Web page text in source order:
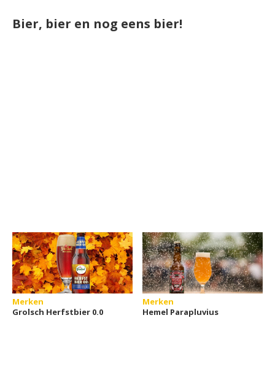
Bier, bier en nog eens bier!
Merken
Grolsch Herfstbier 0.0
Merken
Hemel Parapluvius